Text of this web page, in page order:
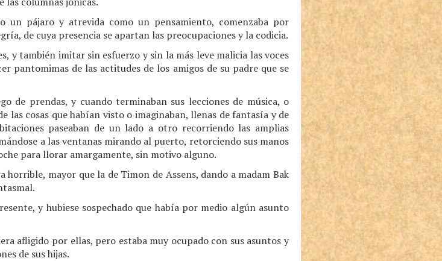
un pájaro y atrevida como un pensamiento, comenzaba por
de cuya presencia se apartan las preocupaciones y la codicia.
y también imitar sin esfuerzo y sin la más leve malicia las voces
pantomimas de las actitudes de los amigos de su padre que se
de prendas, y cuando terminaban sus lecciones de música, o
las cosas que habían visto o imaginaban, llenas de fantasía y de
paseaban de un lado a otro recorriendo las amplias
a las ventanas mirando al puerto, retorciendo sus manos
para llorar amargamente, sin motivo alguno.
horrible, mayor que la de Timon de Assens, dando a madam Bak
y hubiese sospechado que había por medio algún asunto
afligido por ellas, pero estaba muy ocupado con sus asuntos y
de sus hijas.